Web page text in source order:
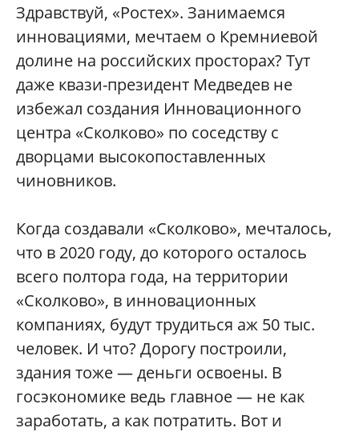
Здравствуй, «Ростех». Занимаемся
инновациями, мечтаем о Кремниевой
долине на российских просторах? Тут
даже квази-президент Медведев не
избежал создания Инновационного
центра «Сколково» по соседству с
дворцами высокопоставленных
чиновников.
Когда создавали «Сколково», мечталось,
что в 2020 году, до которого осталось
всего полтора года, на территории
«Сколково», в инновационных
компаниях, будут трудиться аж 50 тыс.
человек. И что? Дорогу построили,
здания тоже — деньги освоены. В
госэкономике ведь главное — не как
заработать, а как потратить. Вот и